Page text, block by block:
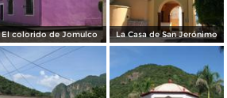
El colorido de Jomulco La Casa de San Jerónimo